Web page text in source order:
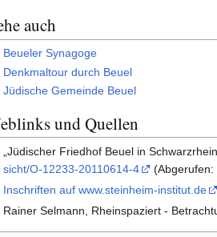
auch
Beueler Synagoge
Denkmaltour durch Beuel
Jüdische Gemeinde Beuel
und Quellen
„Jüdischer Friedhof Beuel in
sicht/O-12233-20110614-4
(Abgerufen:
Inschriften auf www.steinheim-institut.de
Rainer Selmann, Rheinspaziert -